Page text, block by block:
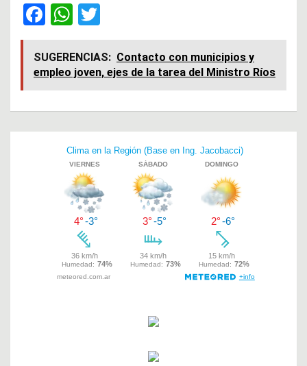
F
a
ce
b
W
h
at
s
p
wi
tt
er
SUGERENCIAS: Contacto con municipios y
empleo joven, ejes de la tarea del Ministro Ríos
entradas